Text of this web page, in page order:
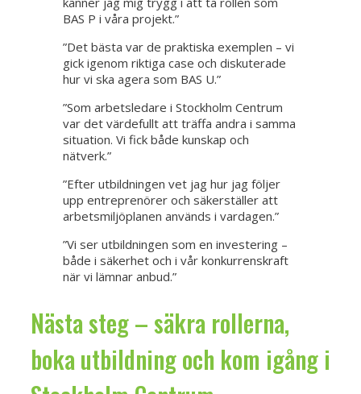
BAS P i våra projekt.”
”Det bästa var de praktiska exemplen – vi
gick igenom riktiga case och diskuterade
hur vi ska agera som BAS U.”
”Som arbetsledare i Stockholm Centrum
var det värdefullt att träffa andra i samma
situation. Vi fick både kunskap och
nätverk.”
”Efter utbildningen vet jag hur jag följer
upp entreprenörer och säkerställer att
arbetsmiljöplanen används i vardagen.”
”Vi ser utbildningen som en investering –
både i säkerhet och i vår konkurrenskraft
när vi lämnar anbud.”
Nästa steg – säkra rollerna,
boka utbildning och kom igång i